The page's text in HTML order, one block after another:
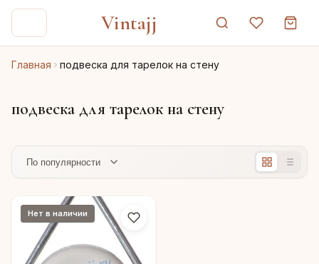
Vintajj
Главная подвеска для тарелок на стену
подвеска для тарелок на стену
Нет в наличии